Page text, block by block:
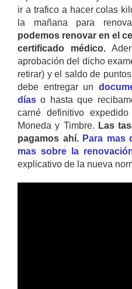
ir a trafico a hacer colas
la mañana para
podemos renovar en el
certificado médico.
aprobación del dicho
retirar) y el saldo de
debe entregar un
días o hasta que
carné definitivo
Moneda y Timbre. Las
pagamos ahí. Para mas
mas sobre la
explicativo de la nueva